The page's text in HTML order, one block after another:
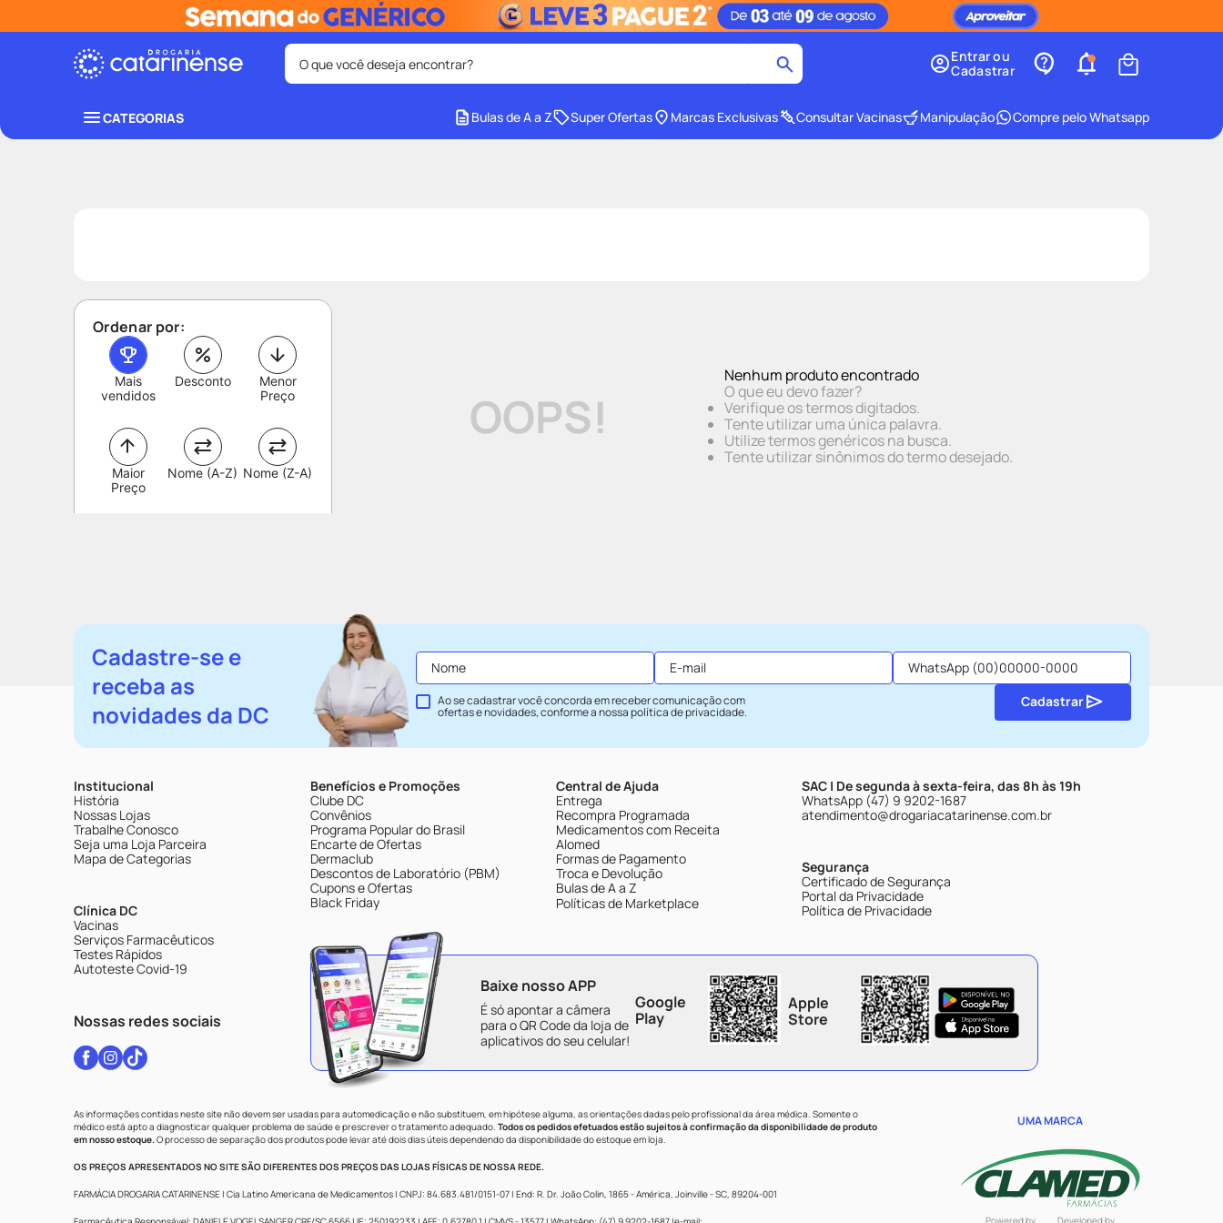
O que você deseja encontrar?
Entrar ou
Cadastrar
CATEGORIAS Bulas de A a Z Super Ofertas Marcas Exclusivas Consultar Vacinas Manipulação Compre pelo Whatsapp
Ordenar por:
Mais
vendidos
Desconto
Maior
Preço
Menor
Preço
Nome (A-Z) Nome (Z-A)
OOPS!
Nenhum produto encontrado
O que eu devo fazer?
Verifique os termos digitados.
Tente utilizar uma única palavra.
Utilize termos genéricos na busca.
Tente utilizar sinônimos do termo desejado.
Cadastre-se e
receba as
novidades da DC
Ao se cadastrar você concorda em receber comunicação com
ofertas e novidades, conforme a nossapolítica de privacidade.
Cadastrar
Institucional
História
Nossas Lojas
Trabalhe Conosco
Seja uma Loja Parceira
Mapa de Categorias
Clínica DC
Vacinas
Serviços Farmacêuticos
Testes Rápidos
Autoteste Covid-19
Nossas redes sociais
Benefícios e Promoções
Clube DC
Convênios
Programa Popular do Brasil
Encarte de Ofertas
Dermaclub
Descontos de Laboratório (PBM)
Cupons e Ofertas
Black Friday
Central de Ajuda
Entrega
Recompra Programada
Medicamentos com Receita
Alomed
Formas de Pagamento
Troca e Devolução
Bulas de A a Z
Políticas de Marketplace
SAC | De segunda à sexta-feira, das 8h às 19h
WhatsApp (47) 9 9202-1687
atendimento@drogariacatarinense.com.br
Segurança
Certificado de Segurança
Portal da Privacidade
Política de Privacidade
Baixe nosso APP
É só apontar a câmera
para o QR Code da loja de
aplicativos do seu celular!
Google
Play
Apple
Store
As informações contidas neste site não devem ser usadas para automedicação e não substituem, em hipótese alguma, as orientações dadas pelo profissional da área médica. Somente o
médico está apto a diagnosticar qualquer problema de saúde e prescrever o tratamento adequado. Todos os pedidos efetuados estão sujeitos à confirmação da disponibilidade de produto
em nosso estoque.O processo de separação dos produtos pode levar até dois dias úteis dependendo da disponibilidade do estoque em loja.
OS PREÇOS APRESENTADOS NO SITE SÃO DIFERENTES DOS PREÇOS DAS LOJAS FÍSICAS DE NOSSA REDE.
FARMÁCIA DROGARIA CATARINENSE | Cia Latino Americana de Medicamentos | CNPJ: 84.683.481/0151-07 | End: R. Dr. João Colin, 1865 - América, Joinville - SC, 89204-001
UMA MARCA
Powered by Developed by